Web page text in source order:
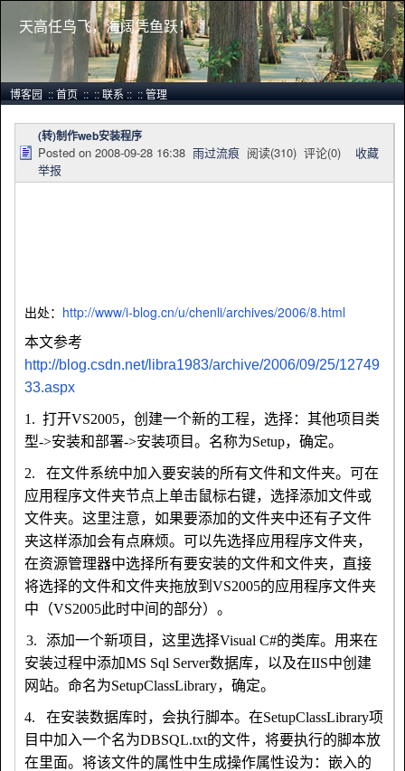
天高任鸟飞，海阔凭鱼跃！
博客园::首页::::联系::::管理
(转)制作web安装程序
Posted on 2008-09-28 16:38 雨过流痕 阅读(310) 评论(0) 收藏
举报
出处： http://www/i-blog.cn/u/chenli/archives/2006/8.html
本文参考
http://blog.csdn.net/libra1983/archive/2006/09/25/12749
33.aspx
1、1. 打开VS2005，创建一个新的工程，选择：其他项目类
型->安装和部署->安装项目。名称为Setup，确定。
2、2.
在文件系统中加入要安装的所有文件和文件夹。可在
应用程序文件夹节点上单击鼠标右键，选择添加文件或
文件夹。这里注意，如果要添加的文件夹中还有子文件
夹这样添加会有点麻烦。可以先选择应用程序文件夹，
在资源管理器中选择所有要安装的文件和文件夹，直接
将选择的文件和文件夹拖放到 VS2005的应用程序文件夹
中（VS2005此时中间的部分）。
3. 添加一个新项目，这里选择Visual C#的类库。用来在
安装过程中添加MS Sql Server数据库，以及在IIS中创建
网站。命名为SetupClassLibrary，确定。
4、4. 在安装数据库时，会执行脚本。在SetupClassLibrary项
目中加入一个名为DBSQL.txt的文件，将要执行的脚本放
在里面。将该文件的属性中生成操作属性设为：嵌入的